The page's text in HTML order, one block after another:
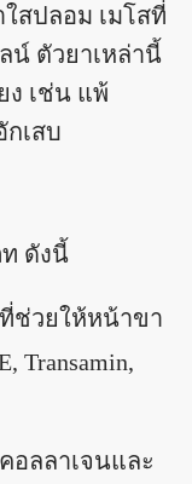
สปลอม เมโสที่
น์ ตัวยาเหล่านี้
ง เช่น แพ้
กเสบ
ท ดังนี้
ช่วยให้หน้าขา
Transamin,
อลลาเจนและ